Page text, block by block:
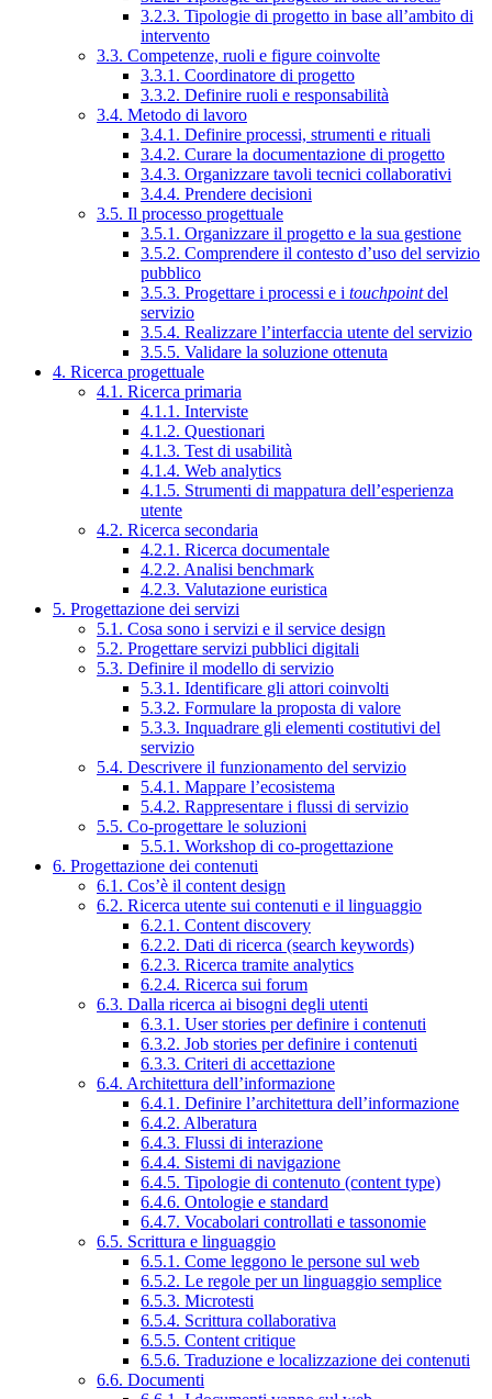
3.2.3. Tipologie di progetto in base all’ambito di
intervento
3.3. Competenze, ruoli e figure coinvolte
3.3.1. Coordinatore di progetto
3.3.2. Definire ruoli e responsabilità
3.4. Metodo di lavoro
3.4.1. Definire processi, strumenti e rituali
3.4.2. Curare la documentazione di progetto
3.4.3. Organizzare tavoli tecnici collaborativi
3.4.4. Prendere decisioni
3.5. Il processo progettuale
3.5.1. Organizzare il progetto e la sua gestione
3.5.2. Comprendere il contesto d’uso del servizio
pubblico
3.5.3. Progettare i processi e i touchpointdel
servizio
3.5.4. Realizzare l’interfaccia utente del servizio
3.5.5. Validare la soluzione ottenuta
4. Ricerca progettuale
4.1. Ricerca primaria
4.1.1. Interviste
4.1.2. Questionari
4.1.3. Test di usabilità
4.1.4. Web analytics
4.1.5. Strumenti di mappatura dell’esperienza
utente
4.2. Ricerca secondaria
4.2.1. Ricerca documentale
4.2.2. Analisi benchmark
4.2.3. Valutazione euristica
5. Progettazione dei servizi
5.1. Cosa sono i servizi e il service design
5.2. Progettare servizi pubblici digitali
5.3. Definire il modello di servizio
5.3.1. Identificare gli attori coinvolti
5.3.2. Formulare la proposta di valore
5.3.3. Inquadrare gli elementi costitutivi del
servizio
5.4. Descrivere il funzionamento del servizio
5.4.1. Mappare l’ecosistema
5.4.2. Rappresentare i flussi di servizio
5.5. Co-progettare le soluzioni
5.5.1. Workshop di co-progettazione
6. Progettazione dei contenuti
6.1. Cos’è il content design
6.2. Ricerca utente sui contenuti e il linguaggio
6.2.1. Content discovery
6.2.2. Dati di ricerca (search keywords)
6.2.3. Ricerca tramite analytics
6.2.4. Ricerca sui forum
6.3. Dalla ricerca ai bisogni degli utenti
6.3.1. User stories per definire i contenuti
6.3.2. Job stories per definire i contenuti
6.3.3. Criteri di accettazione
6.4. Architettura dell’informazione
6.4.1. Definire l’architettura dell’informazione
6.4.2. Alberatura
6.4.3. Flussi di interazione
6.4.4. Sistemi di navigazione
6.4.5. Tipologie di contenuto (content type)
6.4.6. Ontologie e standard
6.4.7. Vocabolari controllati e tassonomie
6.5. Scrittura e linguaggio
6.5.1. Come leggono le persone sul web
6.5.2. Le regole per un linguaggio semplice
6.5.3. Microtesti
6.5.4. Scrittura collaborativa
6.5.5. Content critique
6.5.6. Traduzione e localizzazione dei contenuti
6.6. Documenti